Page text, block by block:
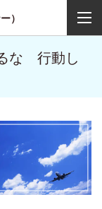
）
な 行動し